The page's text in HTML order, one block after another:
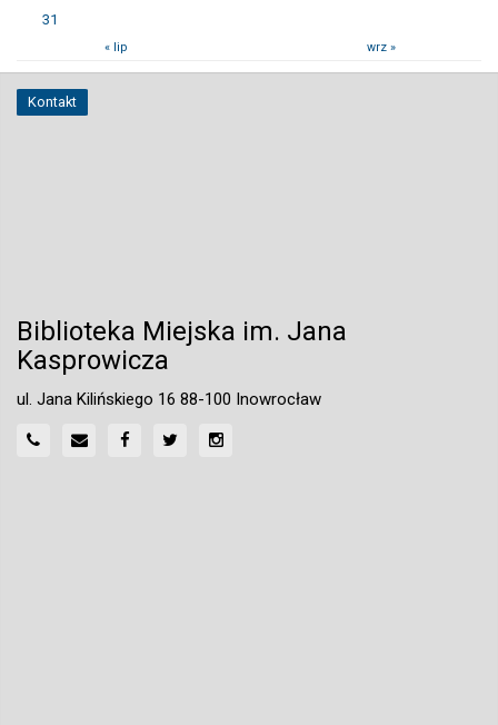
31
« lip wrz »
Kontakt
Biblioteka Miejska im. Jana
Kasprowicza
ul. Jana Kilińskiego 16 88-100 Inowrocław